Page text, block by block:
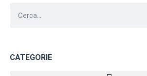
CATEGORIE